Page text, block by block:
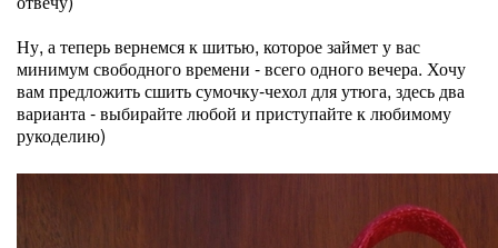
Ну, а теперь вернемся к шитью, которое займет у вас
минимум свободного времени - всего одного вечера. Хочу
вам предложить сшить сумочку-чехол для утюга, здесь два
варианта - выбирайте любой и приступайте к любимому
рукоделию)